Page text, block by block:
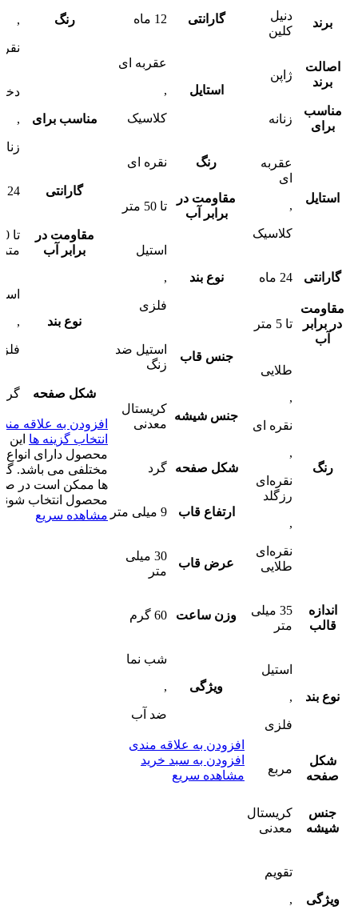
برند
دنیل
کلین
اصالت
برند
ژاپن
مناسب
برای
زنانه
استایل
عقربه
ای
,
کلاسیک
گارانتی 24 ماه
مقاومت
در برابر
آب
تا 5 متر
رنگ
طلایی
,
نقره ای
,
نقره‌ای
رزگلد
,
نقره‌ای
طلایی
اندازه
قالب
35 میلی
متر
نوع بند
استیل
,
فلزی
شکل
صفحه
مربع
جنس
شیشه
کریستال
معدنی
ویژگی
تقویم
,
گارانتی 12 ماه
استایل
عقربه ای
,
کلاسیک
رنگ نقره ای
مقاومت در
برابر آب
تا 50 متر
نوع بند
استیل
,
فلزی
جنس قاب
استیل ضد
زنگ
جنس شیشه
کریستال
معدنی
شکل صفحه گرد
ارتفاع قاب 9 میلی متر
عرض قاب
30 میلی
متر
وزن ساعت 60 گرم
ویژگی
شب‌ نما
,
ضد آب
افزودن به علاقه مندی
افزودن به سبد خرید
مشاهده سریع
رنگ
,
مناسب برای
,
گارانتی 24 ماه
مقاومت در
برابر آب
تا
متر
نوع بند
,
شکل صفحه گرد
افزودن به علاقه
انتخاب گزینه ها این
محصول دارای انواع
مختلفی می باشد.
ها ممکن است در
محصول انتخاب
مشاهده سریع